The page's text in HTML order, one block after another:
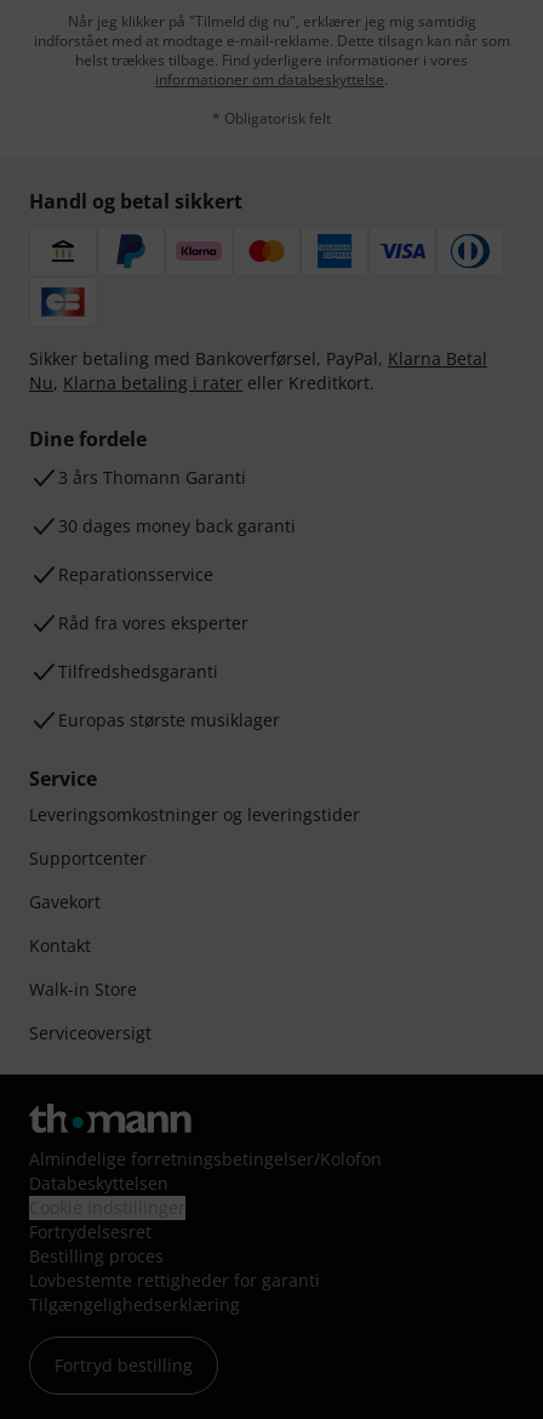
Når jeg klikker på "Tilmeld dig nu", erklærer jeg mig samtidig
indforstået med at modtage e-mail-reklame. Dette tilsagn kan når som
helst trækkes tilbage. Find yderligere informationer i vores
informationer om databeskyttelse.
* Obligatorisk felt
Handl og betal sikkert
Sikker betaling med Bankoverførsel, PayPal, Klarna Betal
Nu, Klarna betaling i rater eller Kreditkort.
Dine fordele
3 års Thomann Garanti
30 dages money back garanti
Reparationsservice
Råd fra vores eksperter
Tilfredshedsgaranti
Europas største musiklager
Service
Leveringsomkostninger og leveringstider
Supportcenter
Gavekort
Kontakt
Walk-in Store
Serviceoversigt
Almindelige forretningsbetingelser/Kolofon
Databeskyttelsen
Fortrydelsesret
Bestilling proces
Lovbestemte rettigheder for garanti
Tilgængelighedserklæring
Fortryd bestilling